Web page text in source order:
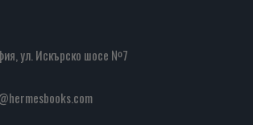
ул. Искърско шосе №7